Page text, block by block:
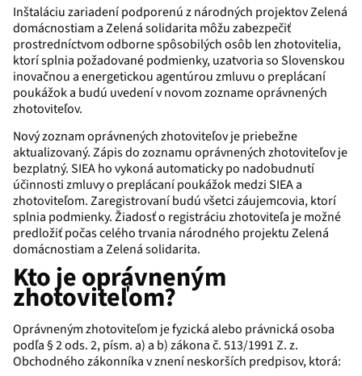
Inštaláciu zariadení podporenú z národných projektov Zelená
domácnostiam a Zelená solidarita môžu zabezpečiť
prostredníctvom odborne spôsobilých osôb len zhotovitelia,
ktorí splnia požadované podmienky, uzatvoria so Slovenskou
inovačnou a energetickou agentúrou zmluvu o preplácaní
poukážok a budú uvedení v novom zozname oprávnených
zhotoviteľov.
Nový zoznam oprávnených zhotoviteľov je priebežne
aktualizovaný. Zápis do zoznamu oprávnených zhotoviteľov je
bezplatný. SIEA ho vykoná automaticky po nadobudnutí
účinnosti zmluvy o preplácaní poukážok medzi SIEA a
zhotoviteľom. Zaregistrovaní budú všetci záujemcovia, ktorí
splnia podmienky. Žiadosť o registráciu zhotoviteľa je možné
predložiť počas celého trvania národného projektu Zelená
domácnostiam a Zelená solidarita.
Kto je oprávneným
zhotoviteľom?
Oprávneným zhotoviteľom je fyzická alebo právnická osoba
podľa § 2 ods. 2, písm. a) a b) zákona č. 513/1991 Z. z.
Obchodného zákonníka v znení neskorších predpisov, ktorá: